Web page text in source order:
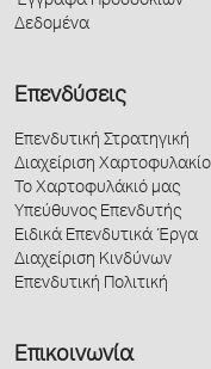
Δεδομένα
Επενδύσεις
Επενδυτική Στρατηγική
Διαχείριση
Το Χαρτοφυλάκιό μας
Υπεύθυνος Επενδυτής
Ειδικά Επενδυτικά Έργα
Διαχείριση Κινδύνων
Επενδυτική Πολιτική
Επικοινωνία